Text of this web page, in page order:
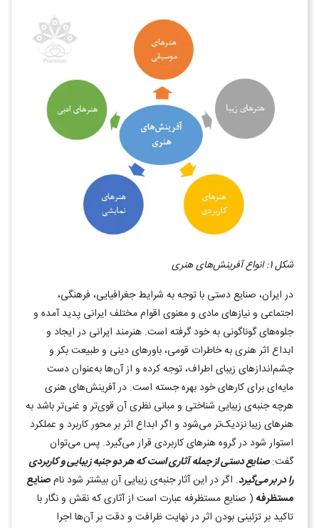
شکل 1: انواع آفرینش‌های هنری
در ایران، صنایع دستی با توجه به شرایط جغرافیایی، فرهنگی،
اجتماعی و نیازهای مادی و معنوی اقوام مختلف ایرانی پدید آمده و
جلوه‌های گوناگونی به خود گرفته است. هنرمند ایرانی در ایجاد و
ابداع اثر هنری به خاطرات قومی، باورهای دینی و طبیعت بکر و
چشم‌اندازهای زیبای اطراف، توجه کرده و از آن‌ها به‌عنوان دست
مایه‌ای برای کارهای خود بهره جسته است. در آفرینش‌های هنری
هرچه جنبه‌ی زیبایی شناختی و مبانی نظری آن قوی‌تر و غنی‌تر باشد به
هنرهای زیبا نزدیک‌تر می‌شود و اگر ابداع اثر بر محور کاربرد و عملکرد
استوار شود در گروه هنرهای کاربردی قرار می‌گیرد. پس می‌توان
گفت:صنایع دستی از جمله آثاری است که هر دو جنبه زیبایی و کاربردی
را در بر می‌گیرد. اگر در این آثار جنبه‌ی زیبایی آن بیشتر شود نامصنایع
مستظرفه ( صنایع مستظرفه عبارت است از آثاری که نقش و نگار با
تاکید بر تزئینی بودن اثر در نهایت ظرافت و دقت بر آن‌ها اجرا